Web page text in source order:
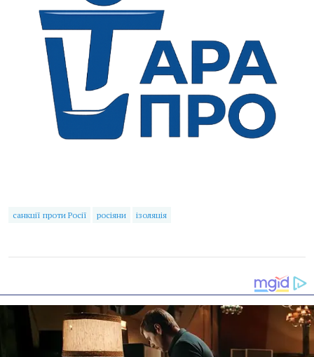
санкції проти Росії росіяни ізоляція